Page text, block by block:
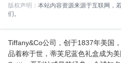
版权声明： 本站内容资源来源于互联网，
们。
Tiffany&Co公司，创于1837年美国
品着称于世，蒂芙尼蓝色礼盒成为